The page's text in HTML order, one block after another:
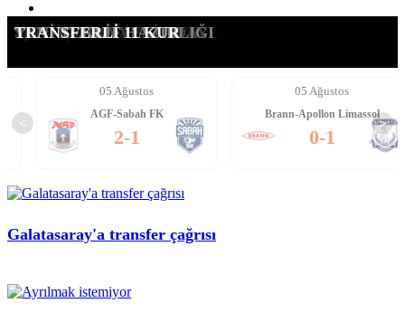
G.SARAY'A YANIT VERDİ
OSIMHEN: "BEN GİTMEM"
KANAT DEĞİŞİM PLANI!
SON AŞAMA: CAN UZUN
İŞTE İSTEDİĞİ STOPER
SANTRFORA YENİ ADAY
YENİ TEKLİF HAZIRLIĞI
TRANSFERLİ 11 KUR
<
05 Ağustos
AGF-Sabah FK
2-1
05 Ağustos
Brann-Apollon Limassol
0-1
>
Galatasaray'a transfer çağrısı